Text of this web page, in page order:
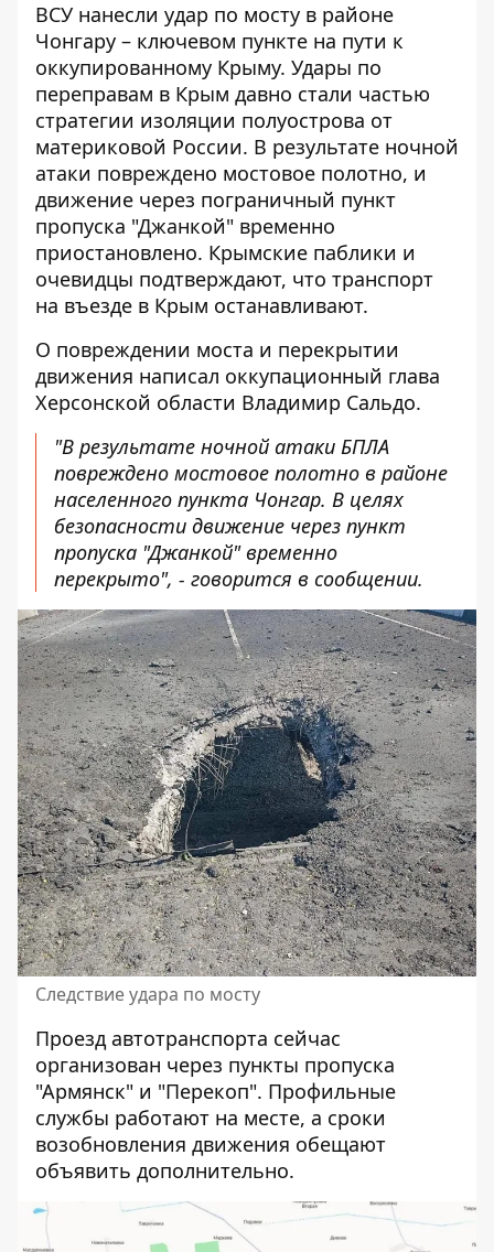
ВСУ нанесли удар по мосту в районе
Чонгару – ключевом пункте на пути к
оккупированному Крыму. Удары по
переправам в Крым давно стали частью
стратегии изоляции полуострова от
материковой России. В результате ночной
атаки повреждено мостовое полотно, и
движение через пограничный пункт
пропуска "Джанкой" временно
приостановлено. Крымские паблики и
очевидцы подтверждают, что транспорт
на въезде в Крым останавливают.
О повреждении моста и перекрытии
движения написал оккупационный глава
Херсонской области Владимир Сальдо.
"В результате ночной атаки БПЛА
повреждено мостовое полотно в районе
населенного пункта Чонгар. В целях
безопасности движение через пункт
пропуска "Джанкой" временно
перекрыто", - говорится в сообщении.
Следствие удара по мосту
Проезд автотранспорта сейчас
организован через пункты пропуска
"Армянск" и "Перекоп". Профильные
службы работают на месте, а сроки
возобновления движения обещают
объявить дополнительно.